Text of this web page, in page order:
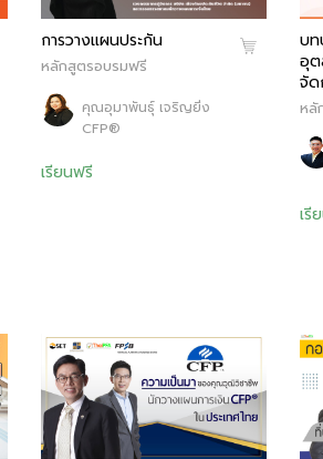
การวางแผนประกัน
หลักสูตรอบรมฟรี
คุณอุมาพันธุ์ เจริญยิ่ง
CFP®
เรียนฟรี
บท
อุต
จัด
หลั
เรี